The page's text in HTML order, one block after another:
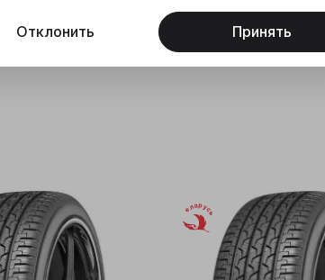
г. Бобруйск, ш. Минское, дом 4, Беларусь.
Беларусь
Отклонить Принять